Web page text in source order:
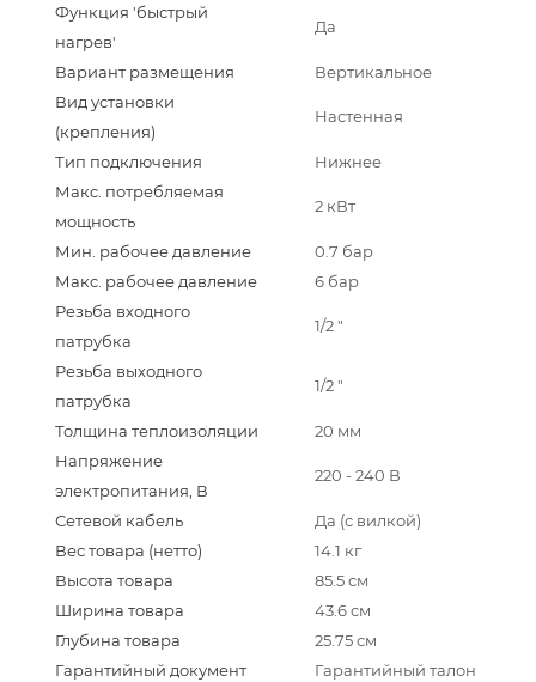
Функция 'быстрый
нагрев'
Да
Вариант размещения
Вертикальное
Вид установки
(крепления)
Настенная
Тип подключения
Нижнее
Макс. потребляемая
мощность
2 кВт
Мин. рабочее давление
0.7 бар
Макс. рабочее давление
6 бар
Резьба входного
патрубка
1/2 "
Резьба выходного
патрубка
1/2 "
Толщина теплоизоляции
20 мм
Напряжение
электропитания, В
220 - 240 В
Сетевой кабель
Да (с вилкой)
Вес товара (нетто)
14.1 кг
Высота товара
85.5 см
Ширина товара
43.6 см
Глубина товара
25.75 см
Гарантийный документ
Гарантийный талон